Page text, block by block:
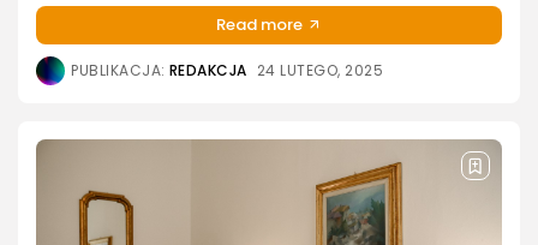
Read more
PUBLIKACJA: REDAKCJA 24 LUTEGO, 2025